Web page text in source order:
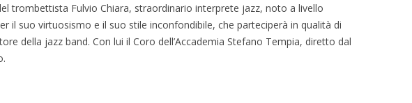
trombettista Fulvio Chiara, straordinario interprete jazz, noto a livello
il suo virtuosismo e il suo stile inconfondibile, che parteciperà in qualità di
della jazz band. Con lui il Coro dell’Accademia Stefano Tempia, diretto dal